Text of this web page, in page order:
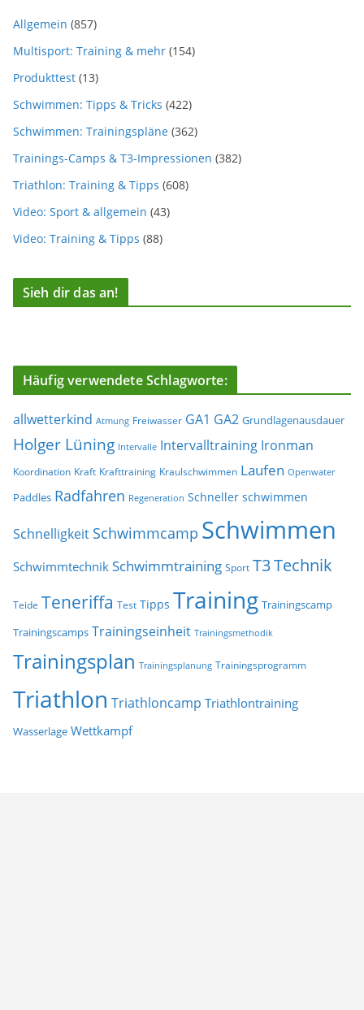
Allgemein (857)
Multisport: Training & mehr (154)
Produkttest (13)
Schwimmen: Tipps & Tricks (422)
Schwimmen: Trainingspläne (362)
Trainings-Camps & T3-Impressionen (382)
Triathlon: Training & Tipps (608)
Video: Sport & allgemein (43)
Video: Training & Tipps (88)
Sieh dir das an!
Häufig verwendete Schlagworte:
allwetterkind Atmung Freiwasser GA1 GA2 Grundlagenausdauer
Holger Lüning Intervalle Intervalltraining Ironman
Koordination Kraft Krafttraining Kraulschwimmen Laufen Openwater
Paddles Radfahren Regeneration Schneller schwimmen
Schnelligkeit Schwimmcamp Schwimmen
Schwimmtechnik Schwimmtraining Sport T3Technik
Teide Teneriffa Test Tipps Training Trainingscamp
Trainingscamps Trainingseinheit Trainingsmethodik
Trainingsplan Trainingsplanung Trainingsprogramm
Triathlon Triathloncamp Triathlontraining
Wasserlage Wettkampf